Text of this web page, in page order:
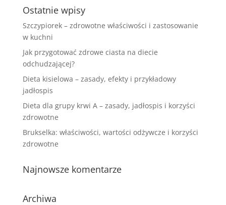
Ostatnie wpisy
Szczypiorek – zdrowotne właściwości i zastosowanie
w kuchni
Jak przygotować zdrowe ciasta na diecie
odchudzającej?
Dieta kisielowa – zasady, efekty i przykładowy
jadłospis
Dieta dla grupy krwi A – zasady, jadłospis i korzyści
zdrowotne
Brukselka: właściwości, wartości odżywcze i korzyści
zdrowotne
Najnowsze komentarze
Archiwa